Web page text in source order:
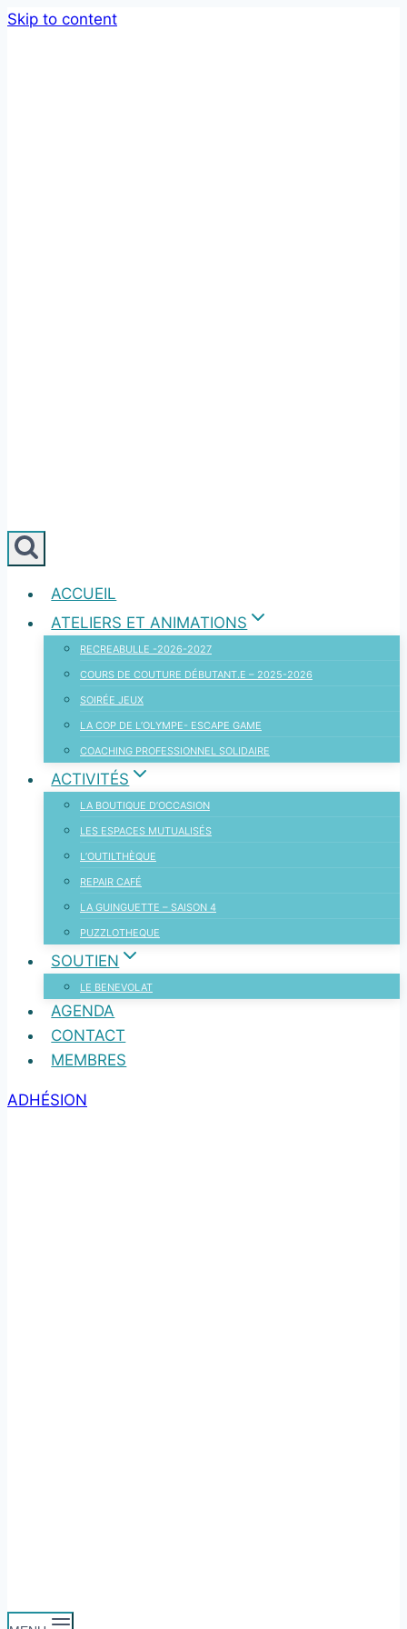
Skip to content
ACCUEIL
ATELIERS ET ANIMATIONS
RECREABULLE -2026-2027
COURS DE COUTURE DÉBUTANT.E – 2025-2026
SOIRÉE JEUX
LA COP DE L’OLYMPE- ESCAPE GAME
COACHING PROFESSIONNEL SOLIDAIRE
ACTIVITÉS
LA BOUTIQUE D’OCCASION
LES ESPACES MUTUALISÉS
L’OUTILTHÈQUE
REPAIR CAFÉ
LA GUINGUETTE – SAISON 4
PUZZLOTHEQUE
SOUTIEN
LE BENEVOLAT
AGENDA
CONTACT
MEMBRES
ADHÉSION